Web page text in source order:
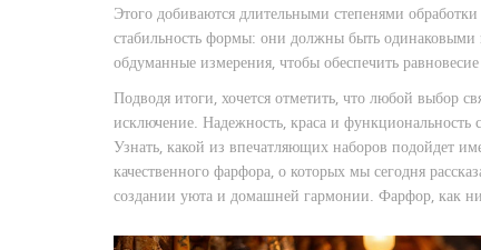
Этого добиваются длительными степенями
стабильность формы: они должны быть одинаковыми
обдуманные измерения, чтобы обеспечить
Подводя итоги, хочется отметить, что любой выбор
исключение. Надежность, краса и функциональность
Узнать, какой из впечатляющих наборов подойдет
качественного фарфора, о которых мы сегодня
создании уюта и домашней гармонии. Фарфор, как